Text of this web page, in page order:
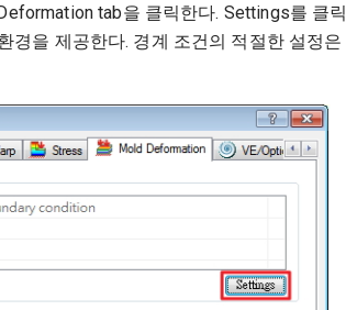
tab을 클릭한다. Settings를 클
을 제공한다. 경계 조건의 적절한 설정